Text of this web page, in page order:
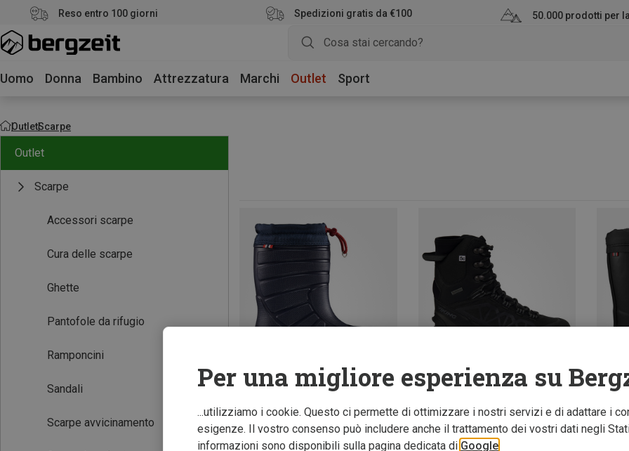
Reso entro 100 giorni Spedizioni gratis da €100 50.000 prodotti per
Uomo Donna Bambino Attrezzatura Marchi Outlet Sport
OutletScarpe
Outlet
Scarpe
Accessori scarpe
Cura delle scarpe
Ghette
Pantofole da rifugio
Ramponcini
Sandali
Scarpe avvicinamento
Risparmi 26% fino a 22%
Per una migliore esperienza su
...utilizziamo i cookie. Questo ci permette di ottimizzare i nostri servizi e di adattare i
esigenze. Il vostro consenso può includere anche il trattamento dei vostri dati negli
informazioni sono disponibili sulla pagina dedicata di Google